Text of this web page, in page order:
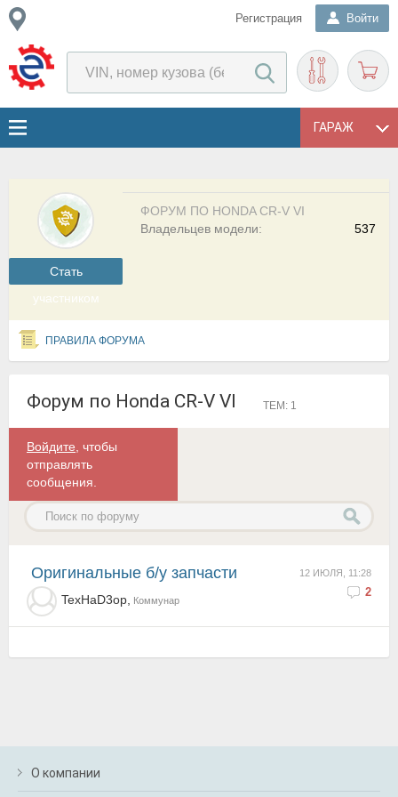
Регистрация Войти
ГАРАЖ
Cтать
участником
ФОРУМ ПО HONDA CR-V VI
537
Владельцев модели:
ПРАВИЛА ФОРУМА
Форум по Honda CR-V VI ТЕМ: 1
Войдите , чтобы
отправлять
сообщения.
12 ИЮЛЯ, 11:28
2
оригинальные б/у запчасти
TexHaD3op, Коммунар
О компании